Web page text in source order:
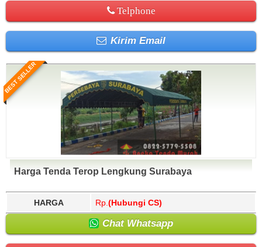
Telphone
Kirim Email
BEST SELLER
Harga Tenda Terop Lengkung Surabaya
HARGA Rp. (Hubungi CS)
Chat Whatsapp